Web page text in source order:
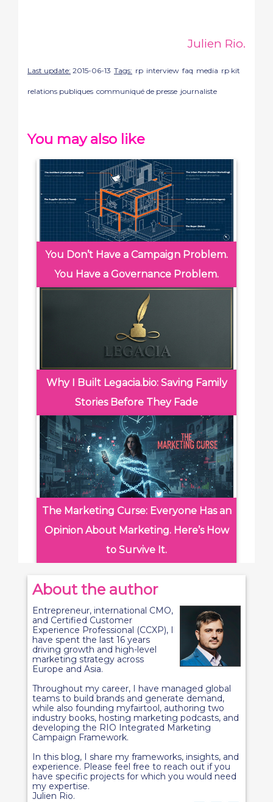
Julien Rio.
Last update: 2015-06-13 Tags: rp interview faq media rp kit
relations publiques communiqué de presse journaliste
You may also like
You Don’t Have a Campaign Problem.
You Have a Governance Problem.
Why I Built Legacia.bio: Saving Family
Stories Before They Fade
The Marketing Curse: Everyone Has an
Opinion About Marketing. Here’s How
to Survive It.
About the author
Entrepreneur, international CMO,
and Certified Customer
Experience Professional (CCXP), I
have spent the last 16 years
driving growth and high-level
marketing strategy across
Europe and Asia.
Throughout my career, I have managed global
teams to build brands and generate demand,
while also founding myfairtool, authoring two
industry books, hosting marketing podcasts, and
developing the RIO Integrated Marketing
Campaign Framework.
In this blog, I share my frameworks, insights, and
experience. Please feel free to reach out if you
have specific projects for which you would need
my expertise.
Julien Rio.